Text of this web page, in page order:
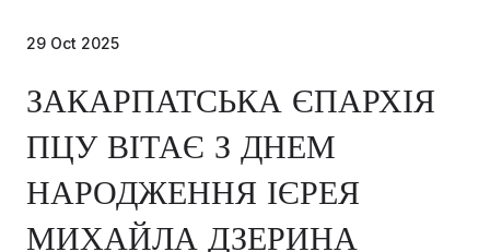
29 Oct 2025
ЗАКАРПАТСЬКА ЄПАРХІЯ
ПЦУ ВІТАЄ З ДНЕМ
НАРОДЖЕННЯ ІЄРЕЯ
МИХАЙЛА ДЗЕРИНА